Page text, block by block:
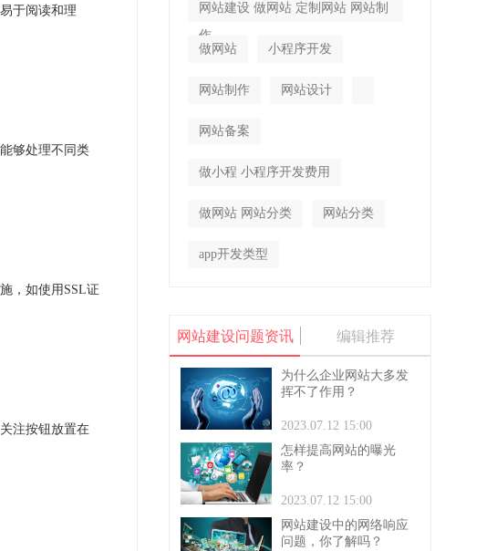
于阅读和理
够处理不同类
，如使用 SSL证
注按钮放置在
网站建设 做网站 定制网站 网站制
作
做网站
小程序开发
网站制作 网站设计
网站备案
做小程 小程序开发费用
做网站 网站分类 网站分类
app开发类型
网站建设问题资讯 编辑推荐
为什么企业网站大多发
挥不了作用？
2023.07.12 15:00
怎样提高网站的曝光
率？
2023.07.12 15:00
网站建设中的网络响应
问题，你了解吗？